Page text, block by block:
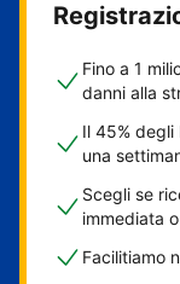
Fino a 1
danni alla
Il 45%
una
Scegli se
immediata
Facilitiamo